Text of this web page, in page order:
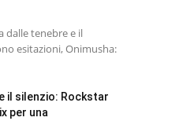
dalle tenebre e il
esitazioni, Onimusha:
il silenzio: Rockstar
per una